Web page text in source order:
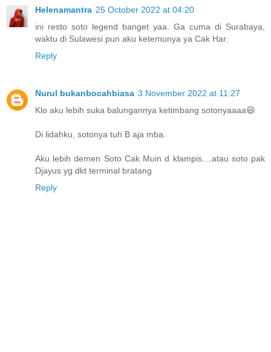
Helenamantra 25 October 2022 at 04:20
ini resto soto legend banget yaa. Ga cuma di Surabaya,
waktu di Sulawesi pun aku ketemunya ya Cak Har.
Reply
Nurul bukanbocahbiasa 3 November 2022 at 11:27
Klo aku lebih suka balungannya ketimbang sotonyaaaa😆
Di lidahku, sotonya tuh B aja mba.
Aku lebih demen Soto Cak Muin d klampis....atau soto pak
Djayus yg dkt terminal bratang
Reply